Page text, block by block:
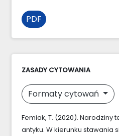
PDF
ZASADY CYTOWANIA
Formaty cytowań
Femiak, T. (2020). Narodziny
antyku. W kierunku stawania